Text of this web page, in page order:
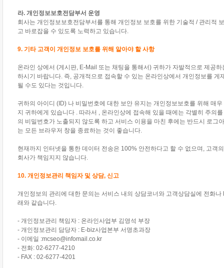
라. 개인정보보호전담부서 운영
회사는 개인정보보호전담부서를 통해 개인정보 보호를 위한 기술적 / 관리적
고 바로잡을 수 있도록 노력하고 있습니다.
9. 기타 고객이 개인정보 보호를 위해 알아야 할 사항
온라인 상에서 (게시판, E-Mail 또는 채팅을 통해서) 귀하가 자발적으로 제공
하시기 바랍니다. 즉, 공개적으로 접속할 수 있는 온라인상에서 개인정보를
될 수도 있다는 것입니다.
귀하의 아이디 (ID) 나 비밀번호에 대한 보안 유지는 개인정보보호를 위해 매
지 귀하에게 있습니다 . 따라서 , 온라인상에 접속해 있을 때에는 각별히 주의
의 비밀번호가 노출되지 않도록 하고 서비스 이용을 마친 후에는 반드시 로
는 모든 브라우저 창을 종료하는 것이 좋습니다.
현재까지 인터넷을 통한 데이터 전송은 100% 안전하다고 할 수 없으며, 고객
회사가 책임지지 않습니다.
10. 개인정보관리 책임자 및 상담, 신고
개인정보의 관리에 대한 문의는 서비스 내의 상담코너와 고객상담실에 전화
래와 같습니다.
- 개인정보관리 책임자 : 온라인사업부 김영석 부장
- 개인정보관리 담당자 : E-biz사업본부 서명초과장
- 이메일 :mcseo@infomail.co.kr
- 전화: 02-6277-4210
- FAX : 02-6277-4201